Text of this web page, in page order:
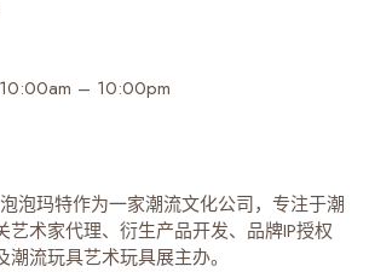
– 10:00pm
泡玛特作为一家潮流文化公司，专注于潮
艺术家代理、衍生产品开发、品牌IP授权
流玩具艺术玩具展主办。